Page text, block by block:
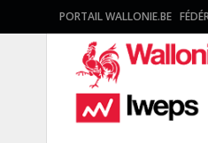
PORTAIL WALLONIE.BE